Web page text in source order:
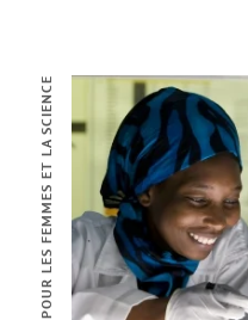
POUR LES FEMMES ET LA SCIENCE